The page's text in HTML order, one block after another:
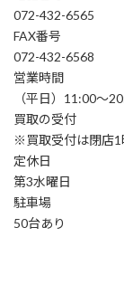
072-432-6565
FAX番号
072-432-6568
営業時間
（平日）11:00～
買取の受付
※買取受付は閉店1
定休日
第3水曜日
駐車場
50台あり